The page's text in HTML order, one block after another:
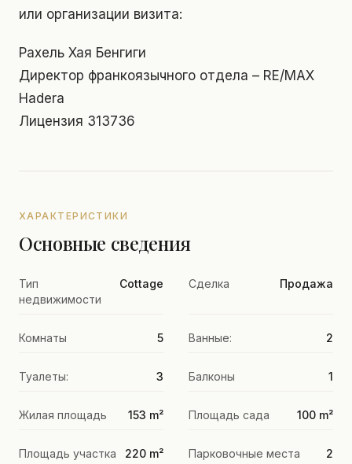
или организации визита:
Рахель Хая Бенгиги
Директор франкоязычного отдела – RE/MAX
Hadera
Лицензия 313736
ХАРАКТЕРИСТИКИ
Основные сведения
Тип
недвижимости
Cottage Сделка Продажа
Комнаты 5 Ванные: 2
Туалеты: 3 Балконы 1
Жилая площадь 153 m² Площадь сада 100 m²
Площадь участка 220 m² Парковочные места 2